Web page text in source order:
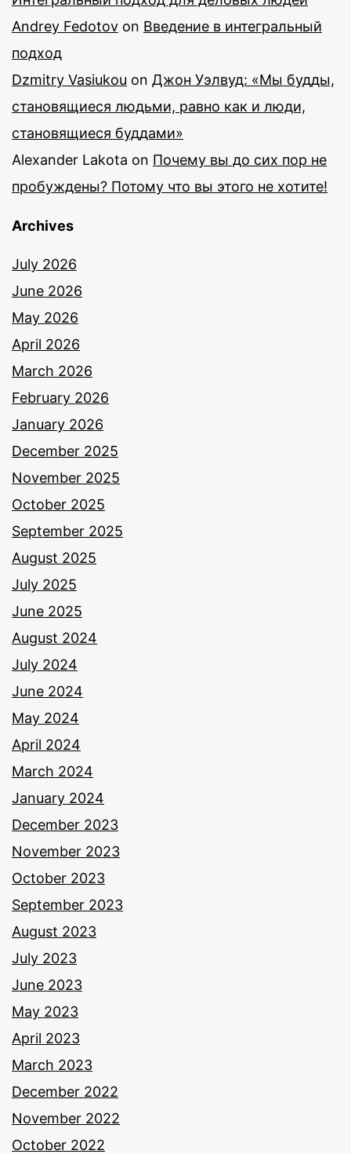
Andrey Fedotov on Введение в интегральный
подход
Dzmitry Vasiukou on Джон Уэлвуд: «Мы будды,
становящиеся людьми, равно как и люди,
становящиеся буддами»
Alexander Lakota on Почему вы до сих пор не
пробуждены? Потому что вы этого не хотите!
Archives
July 2026
June 2026
May 2026
April 2026
March 2026
February 2026
January 2026
December 2025
November 2025
October 2025
September 2025
August 2025
July 2025
June 2025
August 2024
July 2024
June 2024
May 2024
April 2024
March 2024
January 2024
December 2023
November 2023
October 2023
September 2023
August 2023
July 2023
June 2023
May 2023
April 2023
March 2023
December 2022
November 2022
October 2022